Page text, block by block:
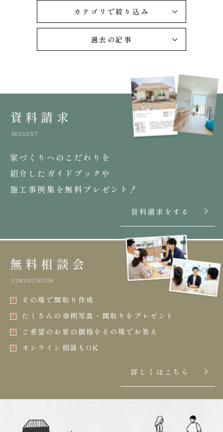
カテゴリで絞り込み
過去の記事
資料請求
REQUEST
家づくりへのこだわりを
紹介したガイドブックや
施工事例集を無料プレゼント！
資料請求をする
無料相談会
CONSULTATION
その場で間取り作成
たくさんの事例写真・間取りをプレゼント
ご希望のお家の価格をその場でお答え
オンライン相談もOK
詳しくはこちら